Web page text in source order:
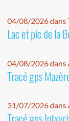
04/08/2026 dans
Lac et pic de la
04/08/2026 dans
Tracé gps
31/07/2026 dans